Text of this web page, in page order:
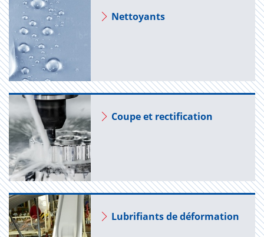
Net­toyants
Coupe et rec­ti­fi­ca­tion
Lubri­fiants de défor­ma­tion